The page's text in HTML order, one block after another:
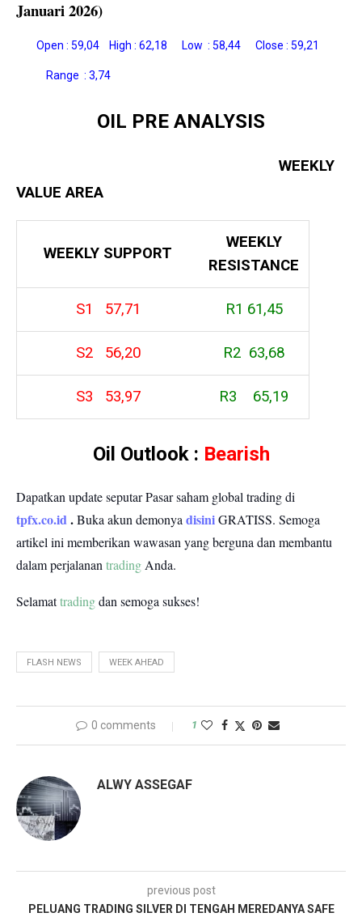
Januari 2026)
Open : 59,04 High : 62,18 Low : 58,44 Close : 59,21
Range : 3,74
OIL PRE ANALYSIS
WEEKLY
VALUE AREA
WEEKLY SUPPORT
WEEKLY
RESISTANCE
S1 57,71 R1 61,45
S2 56,20 R2 63,68
S3 53,97 R3 65,19
Oil Outlook : Bearish
Dapatkan update seputar Pasar saham global trading di
tpfx.co.id.Buka akun demonya disiniGRATISS. Semoga
artikel ini memberikan wawasan yang berguna dan membantu
dalam perjalanan trading Anda.
Selamattradingdan semoga sukses!
FLASH NEWS WEEK AHEAD
0 comments 1
ALWY ASSEGAF
previous post
PELUANG TRADING SILVER DI TENGAH MEREDANYA SAFE